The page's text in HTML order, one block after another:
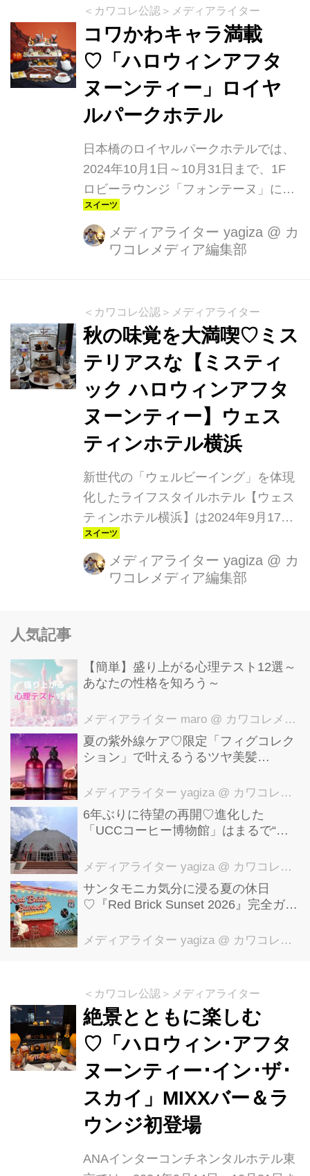
ィシエが考案した新しいフレンチスタ
イルのアフタヌーンティーです。マス
カットや巨峰、洋梨を使ったスイーツ
に加え、フォアグラのムースとマスカ
ットをケーキ仕立てにしたオードブル
は、味はもちろん、ビジュアルも美し
く、ひとつひとつが手の込んだアート
作品のよう。ホテル最上階（33階）か
ら眺める東京の景色とともにここでし
か体験でき...
＜カワコレ公認＞メディアライター
コワかわキャラ満載
♡「ハロウィンアフタ
ヌーンティー」ロイヤ
ルパークホテル
日本橋のロイヤルパークホテルでは、
2024年10月1日～10月31日まで、1F
ロビーラウンジ「フォンテーヌ」に
て、期間限定の「ハロウィンアフタヌ
ーンティー」が楽しめます。黒猫やオ
バケ、おおかみ男など、コワかわいい
メディアライター yagiza @ カ
ワコレメディア編集部
＜カワコレ公認＞メディアライター
秋の味覚を大満喫♡ミス
テリアスな【ミスティ
ック ハロウィンアフタ
ヌーンティー】ウェス
ティンホテル横浜
新世代の「ウェルビーイング」を体現
化したライフスタイルホテル【ウェス
ティンホテル横浜】は2024年9月17日
より期間限定で【ミスティック ハロウ
ィンアフタヌーンティー】開催してい
ます。
メディアライター yagiza @ カ
ワコレメディア編集部
人気記事
【簡単】盛り上がる心理テスト12選～
あなたの性格を知ろう～
メディアライター maro @ カワコレメディア編集部
夏の紫外線ケア♡限定「フィグコレク
ション」で叶えるうるツヤ美髪
メディアライター yagiza @ カワコレメディア編集部
6年ぶりに待望の再開♡進化した
「UCCコーヒー博物館」はまるで“コ
貌を公開
メディアライター yagiza @ カワコレメディア編集部
サンタモニカ気分に浸る夏の休日
♡『Red Brick Sunset 2026』完全ガイ
メディアライター yagiza @ カワコレメディア編集部
＜カワコレ公認＞メディアライター
絶景とともに楽しむ
♡「ハロウィン･アフタ
ヌーンティー･イン･ザ･
スカイ」MIXXバー＆ラ
ウンジ初登場
ANAインターコンチネンタルホテル東